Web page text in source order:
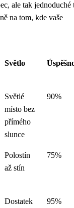
ale tak jednoduché
na tom, kde vaše
Světlo
Světlé
místo bez
přímého
slunce
90%
Polostín
až stín
75%
Dostatek
95%